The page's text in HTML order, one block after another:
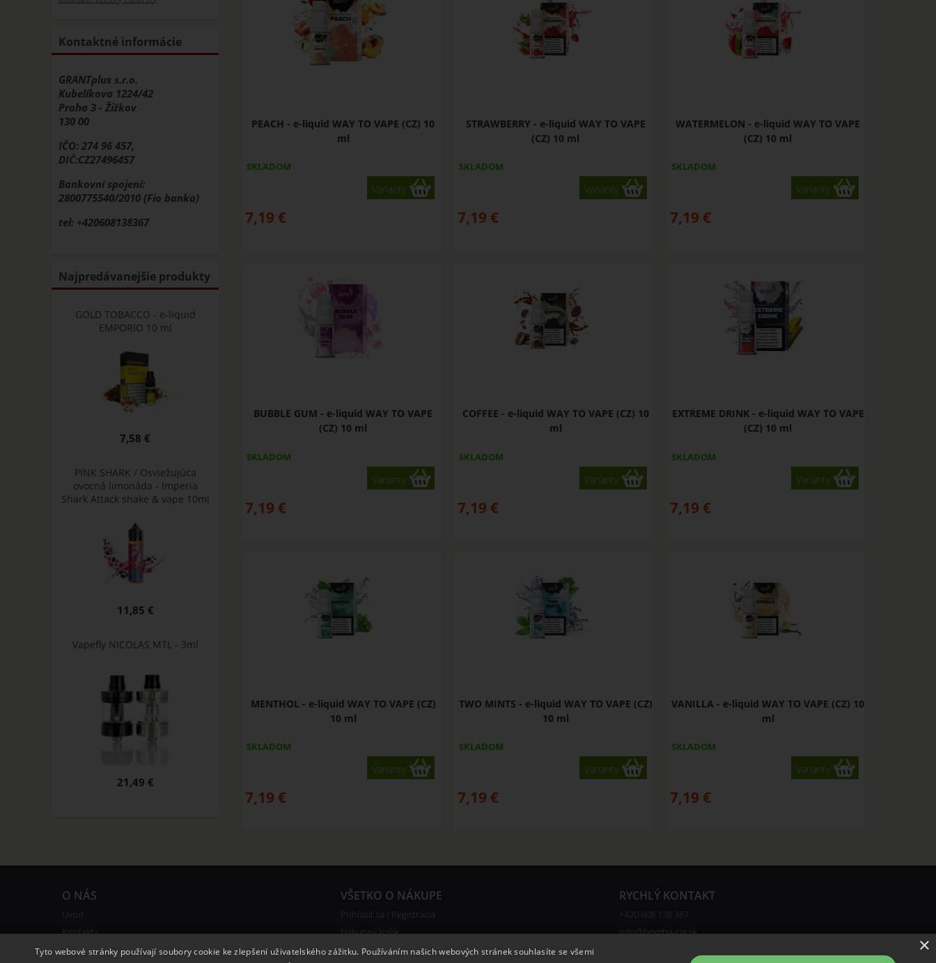
PEACH - e-liquid WAY TO VAPE (CZ) 10
ml
SKLADOM
Varianty
7,19 €
STRAWBERRY - e-liquid WAY TO VAPE
(CZ) 10 ml
SKLADOM
Varianty
7,19 €
WATERMELON - e-liquid WAY TO VAPE
(CZ) 10 ml
SKLADOM
Varianty
7,19 €
BUBBLE GUM - e-liquid WAY TO VAPE
(CZ) 10 ml
SKLADOM
Varianty
7,19 €
COFFEE - e-liquid WAY TO VAPE (CZ) 10
ml
SKLADOM
Varianty
7,19 €
EXTREME DRINK - e-liquid WAY TO VAPE
(CZ) 10 ml
SKLADOM
Varianty
7,19 €
MENTHOL - e-liquid WAY TO VAPE (CZ)
10 ml
SKLADOM
Varianty
7,19 €
TWO MINTS - e-liquid WAY TO VAPE (CZ)
10 ml
SKLADOM
Varianty
7,19 €
VANILLA - e-liquid WAY TO VAPE (CZ) 10
ml
SKLADOM
Varianty
7,19 €
Kontaktné informácie
GRANTplus s.r.o.
Kubelíkova 1224/42
Praha 3 - Žižkov
130 00
IČO: 274 96 457,
DIČ:CZ27496457
Bankovní spojení:
2800775540/2010 (Fio banka)
tel: +420608138367
Najpredávanejšie produkty
GOLD TOBACCO - e-liquid
EMPORIO 10 ml
7,58 €
PINK SHARK / Osviežujúca
ovocná limonáda - Imperia
Shark Attack shake & vape 10ml
11,85 €
Vapefly NICOLAS MTL - 3ml
21,49 €
O NÁS
Úvod
Kontakty
Obchodné podmienky
VŠETKO O NÁKUPE
Prihlásiť sa / Registrácia
Nákupný košík
Reklamácie
RYCHLÝ KONTAKT
+420 608 138 367
info@bomba-cig.sk
×
Tyto webové stránky používají soubory cookie ke zlepšení uživatelského zážitku. Používáním našich webových stránek souhlasíte se všemi